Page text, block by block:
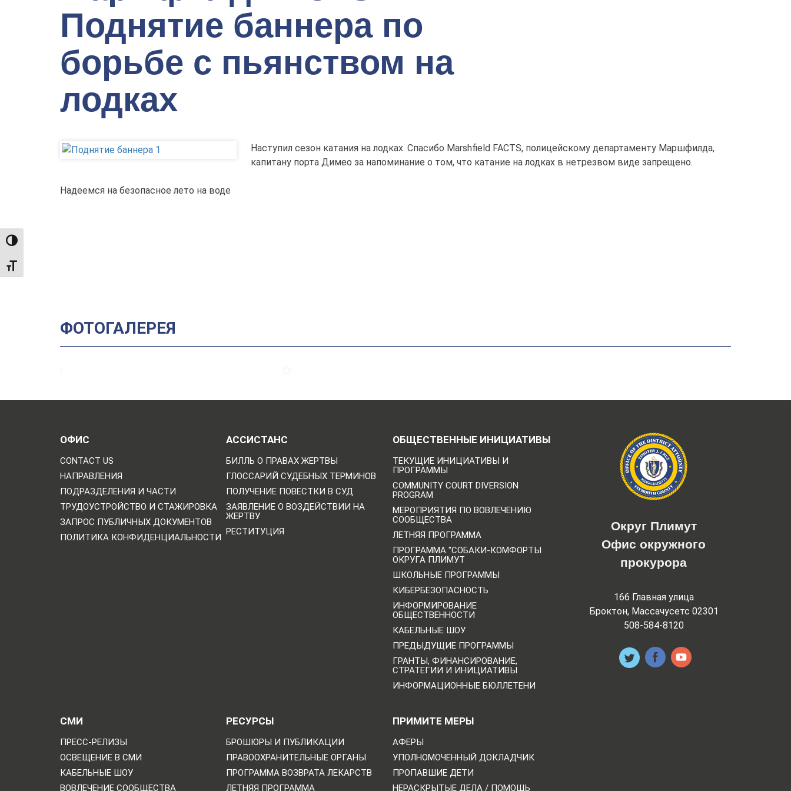
TOGGLE HIGH CONTRAST
TOGGLE FONT SIZE
Поднятие баннера по
борьбе с пьянством на
лодках
Наступил сезон катания на лодках. Спасибо Marshfield FACTS, полицейскому департаменту Маршфилда,
капитану порта Димео за напоминание о том, что катание на лодках в нетрезвом виде запрещено.
Надеемся на безопасное лето на воде
ФОТОГАЛЕРЕЯ
ОФИС
CONTACT US
НАПРАВЛЕНИЯ
ПОДРАЗДЕЛЕНИЯ И ЧАСТИ
ТРУДОУСТРОЙСТВО И СТАЖИРОВКА
ЗАПРОС ПУБЛИЧНЫХ ДОКУМЕНТОВ
ПОЛИТИКА КОНФИДЕНЦИАЛЬНОСТИ
АССИСТАНС
БИЛЛЬ О ПРАВАХ ЖЕРТВЫ
ГЛОССАРИЙ СУДЕБНЫХ ТЕРМИНОВ
ПОЛУЧЕНИЕ ПОВЕСТКИ В СУД
ЗАЯВЛЕНИЕ О ВОЗДЕЙСТВИИ НА
ЖЕРТВУ
РЕСТИТУЦИЯ
ОБЩЕСТВЕННЫЕ ИНИЦИАТИВЫ
ТЕКУЩИЕ ИНИЦИАТИВЫ И
ПРОГРАММЫ
COMMUNITY COURT DIVERSION
PROGRAM
МЕРОПРИЯТИЯ ПО ВОВЛЕЧЕНИЮ
СООБЩЕСТВА
ЛЕТНЯЯ ПРОГРАММА
ПРОГРАММА "СОБАКИ-КОМФОРТЫ
ОКРУГА ПЛИМУТ
ШКОЛЬНЫЕ ПРОГРАММЫ
КИБЕРБЕЗОПАСНОСТЬ
ИНФОРМИРОВАНИЕ
ОБЩЕСТВЕННОСТИ
КАБЕЛЬНЫЕ ШОУ
ПРЕДЫДУЩИЕ ПРОГРАММЫ
ГРАНТЫ, ФИНАНСИРОВАНИЕ,
СТРАТЕГИИ И ИНИЦИАТИВЫ
ИНФОРМАЦИОННЫЕ БЮЛЛЕТЕНИ
СМИ
ПРЕСС-РЕЛИЗЫ
ОСВЕЩЕНИЕ В СМИ
КАБЕЛЬНЫЕ ШОУ
ВОВЛЕЧЕНИЕ СООБЩЕСТВА
РЕСУРСЫ
БРОШЮРЫ И ПУБЛИКАЦИИ
ПРАВООХРАНИТЕЛЬНЫЕ ОРГАНЫ
ПРОГРАММА ВОЗВРАТА ЛЕКАРСТВ
ЛЕТНЯЯ ПРОГРАММА
ПРИМИТЕ МЕРЫ
АФЕРЫ
УПОЛНОМОЧЕННЫЙ ДОКЛАДЧИК
ПРОПАВШИЕ ДЕТИ
НЕРАСКРЫТЫЕ ДЕЛА / ПОМОЩЬ
Округ Плимут
Офис окружного
прокурора
166 Главная улица
Броктон, Массачусетс 02301
508-584-8120